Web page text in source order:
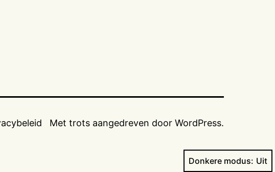
Met trots aangedreven door WordPress.
Donkere modus: